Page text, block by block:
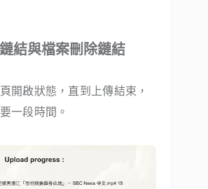
結與檔案刪除鏈結
開啟狀態，直到上傳結束，
一段時間。